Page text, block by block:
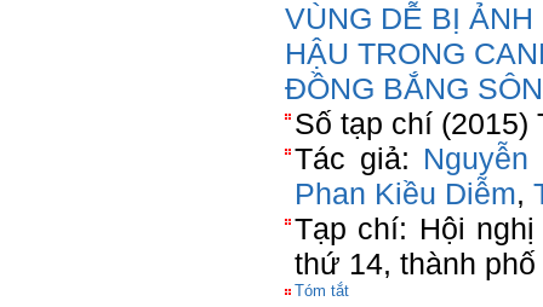
VÙNG DỄ BỊ
HẬU TRONG
ĐỒNG BẮNG
Số tạp chí (2015)
Tác giả:
Phan Kiều Diễm,
Tạp chí: Hội
thứ 14, thành
Tóm tắt